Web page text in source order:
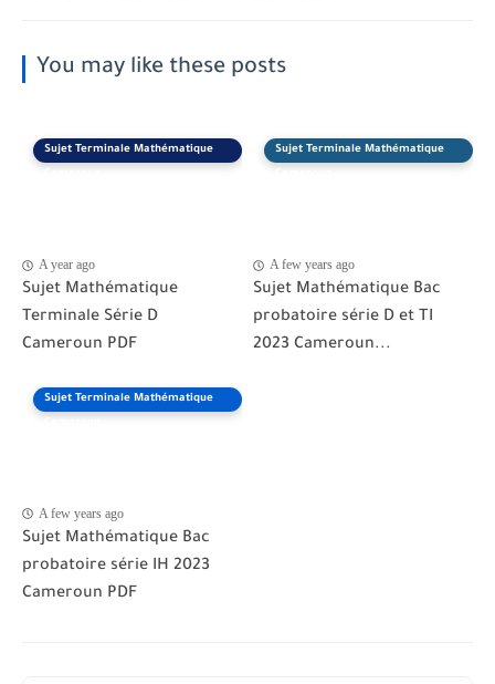
You may like these posts
Sujet Terminale Mathématique
A year ago
Sujet Mathématique
Terminale Série D
Cameroun PDF
Sujet Terminale Mathématique
A few years ago
Sujet Mathématique Bac
probatoire série D et TI
2023 Cameroun...
Sujet Terminale Mathématique
A few years ago
Sujet Mathématique Bac
probatoire série IH 2023
Cameroun PDF